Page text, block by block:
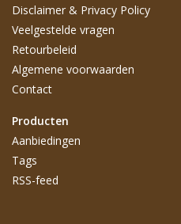
Disclaimer & Privacy Policy
Veelgestelde vragen
Retourbeleid
Algemene voorwaarden
Contact
Producten
Aanbiedingen
Tags
RSS-feed